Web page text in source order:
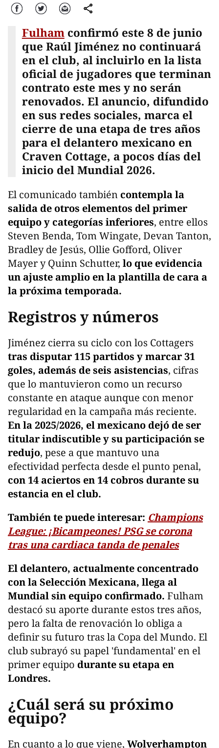
Facebook Twitter Correo comparte
Fulhamconfirmó este 8 de junio
que Raúl Jiménez no continuará
en el club, al incluirlo en la lista
oficial de jugadores que terminan
contrato este mes y no serán
renovados. El anuncio, difundido
en sus redes sociales, marca el
cierre de una etapa de tres años
para el delantero mexicano en
Craven Cottage, a pocos días del
inicio del Mundial 2026.
El comunicado también contempla la
salida de otros elementos del primer
equipo y categorías inferiores, entre ellos
Steven Benda, Tom Wingate, Devan Tanton,
Bradley de Jesús, Ollie Gofford, Oliver
Mayer y Quinn Schutter, lo que evidencia
un ajuste amplio en la plantilla de cara a
la próxima temporada.
Registros y números
Jiménez cierra su ciclo con los Cottagers
tras disputar 115 partidos y marcar 31
goles, además de seis asistencias, cifras
que lo mantuvieron como un recurso
constante en ataque aunque con menor
regularidad en la campaña más reciente.
En la 2025/2026, el mexicano dejó de ser
titular indiscutible y su participación se
redujo, pese a que mantuvo una
efectividad perfecta desde el punto penal,
con 14 aciertos en 14 cobros durante su
estancia en el club.
También te puede interesar: Champions
League: ¡Bicampeones! PSG se corona
tras una cardiaca tanda de penales
El delantero, actualmente concentrado
con la Selección Mexicana, llega al
Mundial sin equipo confirmado. Fulham
destacó su aporte durante estos tres años,
pero la falta de renovación lo obliga a
definir su futuro tras la Copa del Mundo. El
club subrayó su papel 'fundamental' en el
primer equipo durante su etapa en
Londres.
¿Cuál será su próximo
equipo?
En cuanto a lo que viene, Wolverhampton